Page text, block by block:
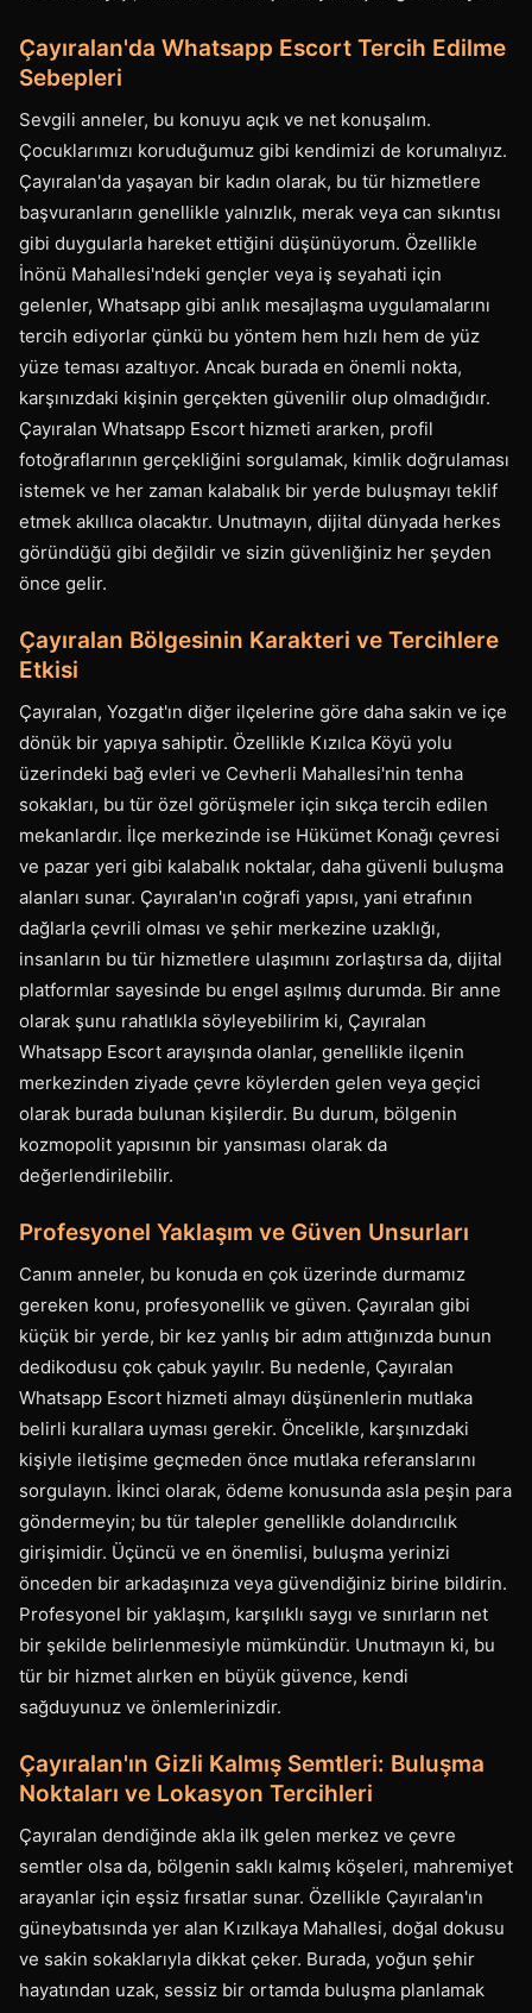
Çayıralan'da Whatsapp Escort Tercih Edilme
Sebepleri
Sevgili anneler, bu konuyu açık ve net konuşalım.
Çocuklarımızı koruduğumuz gibi kendimizi de korumalıyız.
Çayıralan'da yaşayan bir kadın olarak, bu tür hizmetlere
başvuranların genellikle yalnızlık, merak veya can sıkıntısı
gibi duygularla hareket ettiğini düşünüyorum. Özellikle
İnönü Mahallesi'ndeki gençler veya iş seyahati için
gelenler, Whatsapp gibi anlık mesajlaşma uygulamalarını
tercih ediyorlar çünkü bu yöntem hem hızlı hem de yüz
yüze teması azaltıyor. Ancak burada en önemli nokta,
karşınızdaki kişinin gerçekten güvenilir olup olmadığıdır.
Çayıralan Whatsapp Escort hizmeti ararken, profil
fotoğraflarının gerçekliğini sorgulamak, kimlik doğrulaması
istemek ve her zaman kalabalık bir yerde buluşmayı teklif
etmek akıllıca olacaktır. Unutmayın, dijital dünyada herkes
göründüğü gibi değildir ve sizin güvenliğiniz her şeyden
önce gelir.
Çayıralan Bölgesinin Karakteri ve Tercihlere
Etkisi
Çayıralan, Yozgat'ın diğer ilçelerine göre daha sakin ve içe
dönük bir yapıya sahiptir. Özellikle Kızılca Köyü yolu
üzerindeki bağ evleri ve Cevherli Mahallesi'nin tenha
sokakları, bu tür özel görüşmeler için sıkça tercih edilen
mekanlardır. İlçe merkezinde ise Hükümet Konağı çevresi
ve pazar yeri gibi kalabalık noktalar, daha güvenli buluşma
alanları sunar. Çayıralan'ın coğrafi yapısı, yani etrafının
dağlarla çevrili olması ve şehir merkezine uzaklığı,
insanların bu tür hizmetlere ulaşımını zorlaştırsa da, dijital
platformlar sayesinde bu engel aşılmış durumda. Bir anne
olarak şunu rahatlıkla söyleyebilirim ki, Çayıralan
Whatsapp Escort arayışında olanlar, genellikle ilçenin
merkezinden ziyade çevre köylerden gelen veya geçici
olarak burada bulunan kişilerdir. Bu durum, bölgenin
kozmopolit yapısının bir yansıması olarak da
değerlendirilebilir.
Profesyonel Yaklaşım ve Güven Unsurları
Canım anneler, bu konuda en çok üzerinde durmamız
gereken konu, profesyonellik ve güven. Çayıralan gibi
küçük bir yerde, bir kez yanlış bir adım attığınızda bunun
dedikodusu çok çabuk yayılır. Bu nedenle, Çayıralan
Whatsapp Escort hizmeti almayı düşünenlerin mutlaka
belirli kurallara uyması gerekir. Öncelikle, karşınızdaki
kişiyle iletişime geçmeden önce mutlaka referanslarını
sorgulayın. İkinci olarak, ödeme konusunda asla peşin para
göndermeyin; bu tür talepler genellikle dolandırıcılık
girişimidir. Üçüncü ve en önemlisi, buluşma yerinizi
önceden bir arkadaşınıza veya güvendiğiniz birine bildirin.
Profesyonel bir yaklaşım, karşılıklı saygı ve sınırların net
bir şekilde belirlenmesiyle mümkündür. Unutmayın ki, bu
tür bir hizmet alırken en büyük güvence, kendi
sağduyunuz ve önlemlerinizdir.
Çayıralan'ın Gizli Kalmış Semtleri: Buluşma
Noktaları ve Lokasyon Tercihleri
Çayıralan dendiğinde akla ilk gelen merkez ve çevre
semtler olsa da, bölgenin saklı kalmış köşeleri, mahremiyet
arayanlar için eşsiz fırsatlar sunar. Özellikle Çayıralan'ın
güneybatısında yer alan Kızılkaya Mahallesi, doğal dokusu
ve sakin sokaklarıyla dikkat çeker. Burada, yoğun şehir
hayatından uzak, sessiz bir ortamda buluşma planlamak